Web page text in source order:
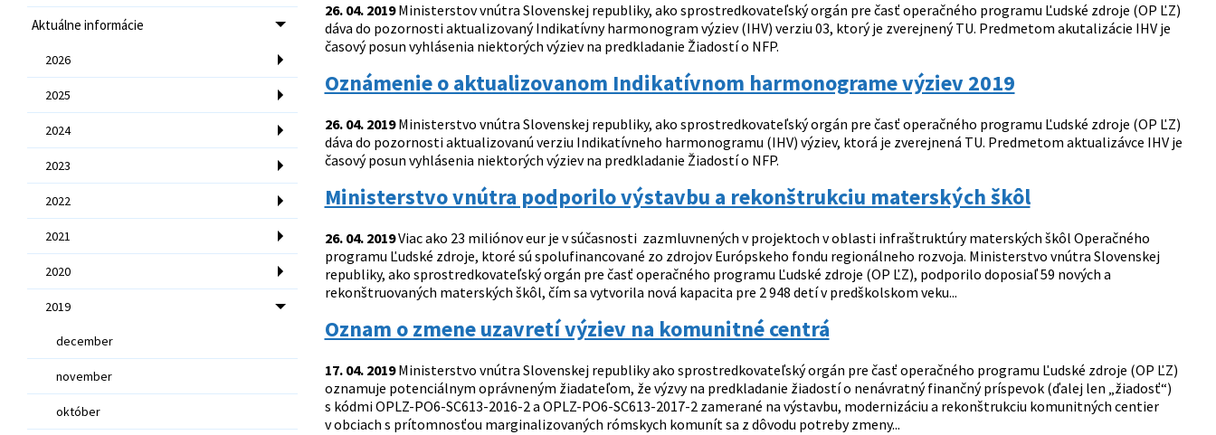
Aktuálne informácie
2026
2025
2024
2023
2022
2021
2020
2019
december
november
október
26. 04. 2019Ministerstov vnútra Slovenskej republiky, ako sprostredkovateľský orgán pre časť operačného programu Ľudské zdroje (OP ĽZ)
dáva do pozornosti aktualizovaný Indikatívny harmonogram výziev (IHV) verziu 03, ktorý je zverejnený TU. Predmetom akutalizácie IHV je
časový posun vyhlásenia niektorých výziev na predkladanie Žiadostí o NFP.
Oznámenie o aktualizovanom Indikatívnom harmonograme výziev 2019
26. 04. 2019Ministerstvo vnútra Slovenskej republiky, ako sprostredkovateľský orgán pre časť operačného programu Ľudské zdroje (OP ĽZ)
dáva do pozornosti aktualizovanú verziu Indikatívneho harmonogramu (IHV) výziev, ktorá je zverejnená TU. Predmetom aktualizávce IHV je
časový posun vyhlásenia niektorých výziev na predkladanie Žiadostí o NFP.
Ministerstvo vnútra podporilo výstavbu a rekonštrukciu materských škôl
26. 04. 2019Viac ako 23 miliónov eur je v súčasnosti zazmluvnených v projektoch v oblasti infraštruktúry materských škôl Operačného
programu Ľudské zdroje, ktoré sú spolufinancované zo zdrojov Európskeho fondu regionálneho rozvoja. Ministerstvo vnútra Slovenskej
republiky, ako sprostredkovateľský orgán pre časť operačného programu Ľudské zdroje (OP ĽZ), podporilo doposiaľ 59 nových a
rekonštruovaných materských škôl, čím sa vytvorila nová kapacita pre 2 948 detí v predškolskom veku...
Oznam o zmene uzavretí výziev na komunitné centrá
17. 04. 2019Ministerstvo vnútra Slovenskej republiky ako sprostredkovateľský orgán pre časť operačného programu Ľudské zdroje (OP ĽZ)
oznamuje potenciálnym oprávneným žiadateľom, že výzvy na predkladanie žiadostí o nenávratný finančný príspevok (ďalej len „žiadosť“)
s kódmi OPLZ-PO6-SC613-2016-2 a OPLZ-PO6-SC613-2017-2 zamerané na výstavbu, modernizáciu a rekonštrukciu komunitných centier
v obciach s prítomnosťou marginalizovaných rómskych komunít sa z dôvodu potreby zmeny...